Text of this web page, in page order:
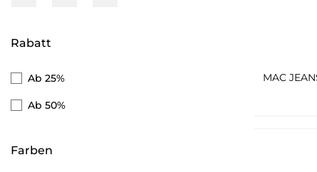
Selected
QS
Lerros
Tommy Hilfiger
Rabatt
Ab 25%
Ab 50%
Farben